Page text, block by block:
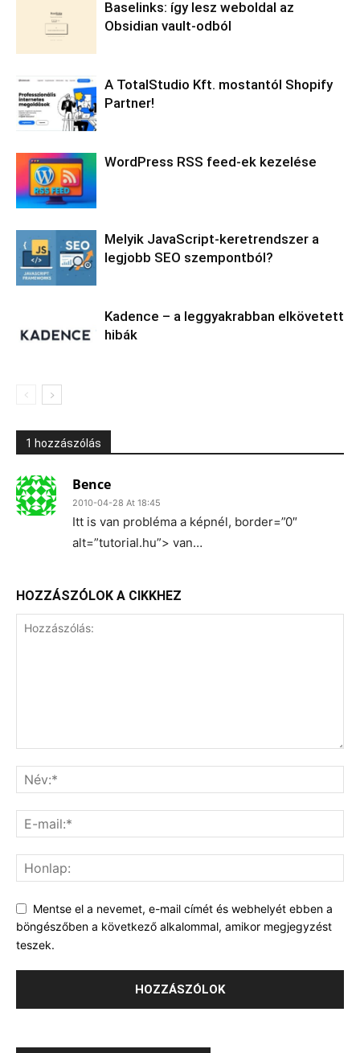
Baselinks: így lesz weboldal az
Obsidian vault-odból
A TotalStudio Kft. mostantól Shopify
Partner!
WordPress RSS feed-ek kezelése
Melyik JavaScript-keretrendszer a
legjobb SEO szempontból?
Kadence – a leggyakrabban elkövetett
hibák
1 hozzászólás
Bence
2010-04-28 At 18:45
Itt is van probléma a képnél, border=”0″
alt=”tutorial.hu”> van…
HOZZÁSZÓLOK A CIKKHEZ
Mentse el a nevemet, e-mail címét és webhelyét ebben a
böngészőben a következő alkalommal, amikor megjegyzést
teszek.